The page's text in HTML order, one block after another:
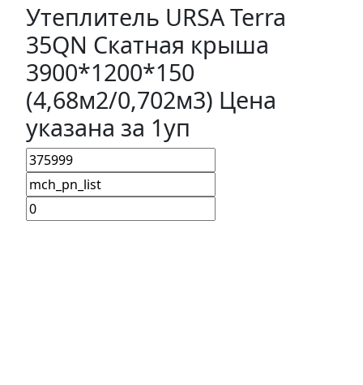
Утеплитель URSA Terra
35QN Скатная крыша
3900*1200*150
(4,68м2/0,702м3) Цена
указана за 1уп